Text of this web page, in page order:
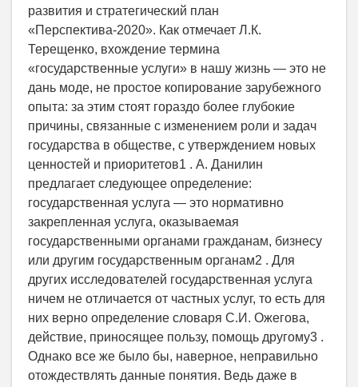
развития и стратегический план
«Перспектива-2020». Как отмечает Л.К.
Терещенко, вхождение термина
«государственные услуги» в нашу жизнь — это не
дань моде, не простое копирование зарубежного
опыта: за этим стоят гораздо более глубокие
причины, связанные с изменением роли и задач
государства в обществе, с утверждением новых
ценностей и приоритетов1 . А. Данилин
предлагает следующее определение:
государственная услуга — это нормативно
закрепленная услуга, оказываемая
государственными органами гражданам, бизнесу
или другим государственным органам2 . Для
других исследователей государственная услуга
ничем не отличается от частных услуг, то есть для
них верно определение словаря С.И. Ожегова,
действие, приносящее пользу, помощь другому3 .
Однако все же было бы, наверное, неправильно
отождествлять данные понятия. Ведь даже в